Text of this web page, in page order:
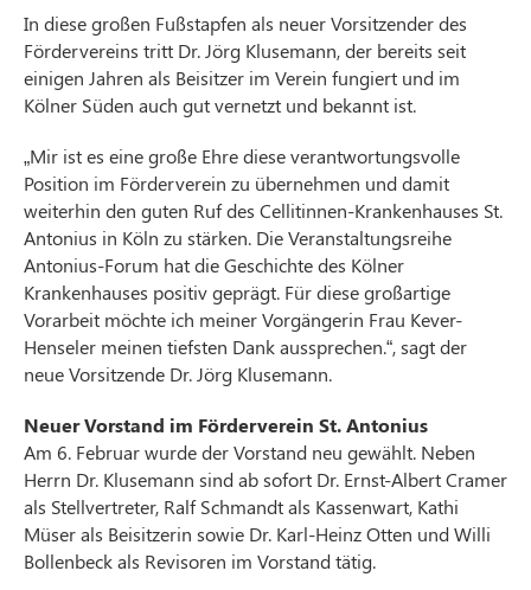
In diese großen Fußstapfen als neuer Vorsitzender des
Fördervereins tritt Dr. Jörg Klusemann, der bereits seit
einigen Jahren als Beisitzer im Verein fungiert und im
Kölner Süden auch gut vernetzt und bekannt ist.
„Mir ist es eine große Ehre diese verantwortungsvolle
Position im Förderverein zu übernehmen und damit
weiterhin den guten Ruf des Cellitinnen-Krankenhauses St.
Antonius in Köln zu stärken. Die Veranstaltungsreihe
Antonius-Forum hat die Geschichte des Kölner
Krankenhauses positiv geprägt. Für diese großartige
Vorarbeit möchte ich meiner Vorgängerin Frau Kever-
Henseler meinen tiefsten Dank aussprechen.“, sagt der
neue Vorsitzende Dr. Jörg Klusemann.
Neuer Vorstand im Förderverein St. Antonius
Am 6. Februar wurde der Vorstand neu gewählt. Neben
Herrn Dr. Klusemann sind ab sofort Dr. Ernst-Albert Cramer
als Stellvertreter, Ralf Schmandt als Kassenwart, Kathi
Müser als Beisitzerin sowie Dr. Karl-Heinz Otten und Willi
Bollenbeck als Revisoren im Vorstand tätig.